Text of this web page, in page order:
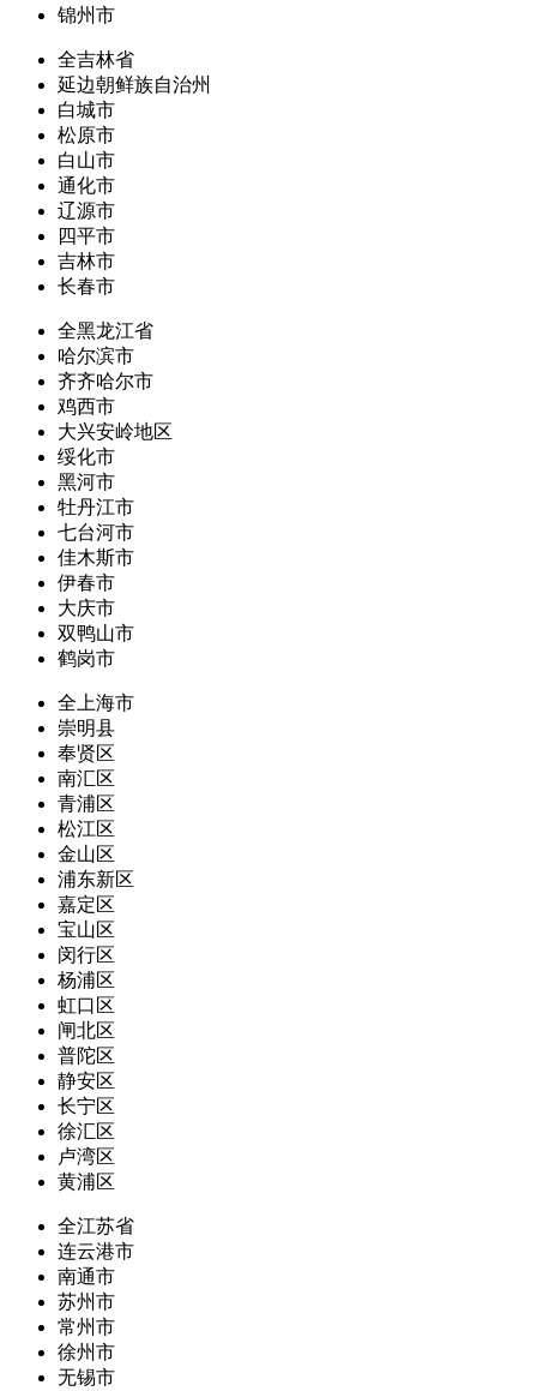
锦州市
全吉林省
延边朝鲜族自治州
白城市
松原市
白山市
通化市
辽源市
四平市
吉林市
长春市
全黑龙江省
哈尔滨市
齐齐哈尔市
鸡西市
大兴安岭地区
绥化市
黑河市
牡丹江市
七台河市
佳木斯市
伊春市
大庆市
双鸭山市
鹤岗市
全上海市
崇明县
奉贤区
南汇区
青浦区
松江区
金山区
浦东新区
嘉定区
宝山区
闵行区
杨浦区
虹口区
闸北区
普陀区
静安区
长宁区
徐汇区
卢湾区
黄浦区
全江苏省
连云港市
南通市
苏州市
常州市
徐州市
无锡市